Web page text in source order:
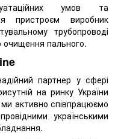
умов та
пристроєм виробник
трубопроводі
очищення пального.
партнер у сфері
на ринку України
ми активно співпрацюємо
українськими